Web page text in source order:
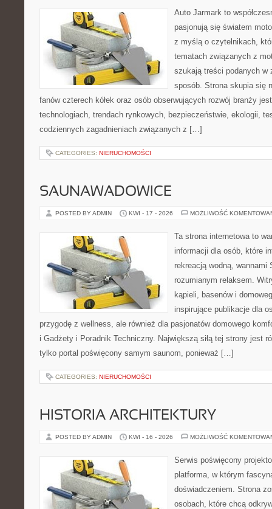
Auto Jarmark to
pasjonują się światem
z myślą o czytelnikach,
tematach związanych z
szukają treści podanych w
sposób. Strona skupia się
fanów czterech kółek oraz osób obserwujących rozwój branży
technologiach, trendach rynkowych, bezpieczeństwie, ekologii,
codziennych zagadnieniach związanych z […]
CATEGORIES: NIERUCHOMOŚCI
SAUNAWADOWICE
POSTED BY ADMIN KWI - 17 - 2026 MOŻLIWOŚĆ
Ta strona internetowa to
informacji dla osób, które
rekreacją wodną, wannami
rozumianym relaksem.
kąpieli, basenów i
inspirujące publikacje dla
przygodę z wellness, ale również dla pasjonatów domowego
i Gadżety i Poradnik Techniczny. Największą siłą tej strony jest
tylko portal poświęcony samym saunom, ponieważ […]
CATEGORIES: NIERUCHOMOŚCI
HISTORIA ARCHITEKTURY
POSTED BY ADMIN KWI - 16 - 2026 MOŻLIWOŚĆ
Serwis poświęcony
platforma, w którym
doświadczeniem. Strona
osobach, które chcą